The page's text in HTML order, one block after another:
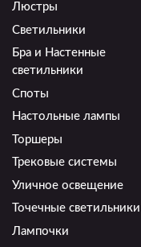
Люстры
Светильники
Бра и Настенные
светильники
Споты
Настольные лампы
Торшеры
Трековые системы
Уличное освещение
Точечные светильники
Лампочки